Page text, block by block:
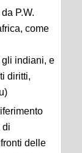
P.W.
come
indiani, e
diritti,
di
delle